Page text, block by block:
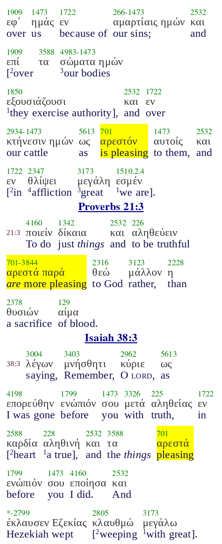
1909
εφ΄
over
1473
ημάς
us
1722
εν
because of
266-1473
αμαρτίαις ημών
our sins;
2532
και
and
1909
επί
[2over
3588
τα
4983-1473
σώματα ημών
3our bodies
1850
εξουσιάζουσι
1 they exercise authority],
2532
και
and
1722
εν
over
2934-1473
κτήνεσιν ημών
our cattle
5613
ως
as
701
αρεστόν
is pleasing
1473
αυτοίς
to them,
2532
και
and
1722
εν
[2in
2347
θλίψει
4affliction
3173
μεγάλη
3great
1510.2.4
εσμέν
1we are].
Proverbs 21:3
21:3
4160
ποιείν
To do
1342
δίκαια
just things
2532
και
and
226
αληθεύειν
to be truthful
701-3844
αρεστά παρά
are more pleasing
2316
θεώ
to God
3123
μάλλον
rather,
2228
η
than
2378
θυσιών
a sacrifice
129
αίμα
of blood.
Isaiah 38:3
38:3
3004
λέγων
saying,
3403
μνήσθητι
Remember,
2962
κύριε
Olord,
5613
ως
as
4198
επορεύθην
I was gone
1799
ενώπιόν
before
1473
σου
you
3326
μετά
with
225
αληθείας
truth,
1722
εν
in
2588
καρδία
[2heart
228
αληθινή
1 a true],
2532
και
and
3588
τα
the things
701
αρεστά
pleasing
1799
ενώπιόν
before
1473
σου
you
4160
εποίησα
I did.
2532
και
And
*-2799
έκλαυσεν Εζεκίας
Hezekiah wept
2805
κλαυθμώ
[2weeping
3173
μεγάλω
1 with great].